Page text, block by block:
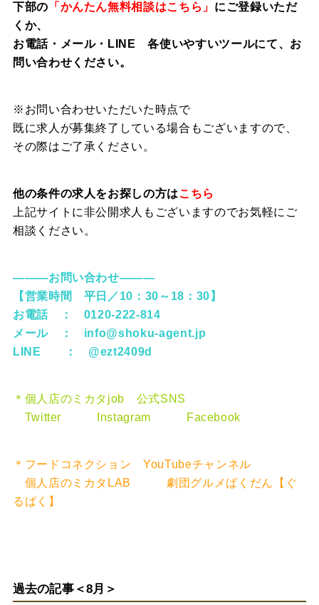
下部の 「かんたん無料相談はこちら」 にご登録いただ
くか、
お電話・メール・LINE 各使いやすいツールにて、お
問い合わせください。
※お問い合わせいただいた時点で
既に求人が募集終了している場合もございますので、
その際はご了承ください。
他の条件の求人をお探しの方はこちら
上記サイトに非公開求人もございますのでお気軽にご
相談ください。
―――お問い合わせ―――
【営業時間 平日／10：30～18：30】
お電話 ： 0120-222-814
メール ： info@shoku-agent.jp
LINE ： @ezt2409d
＊個人店のミカタjob 公式SNS
Twitter
Instagram Facebook
＊フードコネクション YouTubeチャンネル
個人店のミカタLAB
劇団グルメばくだん【ぐ
るばく】
過去の記事＜8月＞